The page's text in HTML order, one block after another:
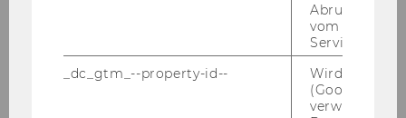
August 2021, 52. Stück
Mitteilungsblatt vom 25.
August 2021, 53. Stück
Mitteilungsblatt vom 31.
August 2021, 54. Stück
Abrufen
vom AMP
Service an.
_dc_gtm_--property-id--
Wird von
(Google Tag
verwendet,